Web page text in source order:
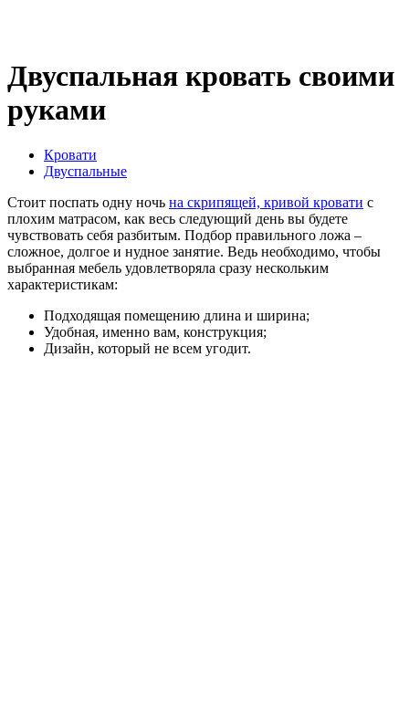
Двуспальная кровать своими
руками
Кровати
Двуспальные
Стоит поспать одну ночь на скрипящей, кривой кровати с
плохим матрасом, как весь следующий день вы будете
чувствовать себя разбитым. Подбор правильного ложа –
сложное, долгое и нудное занятие. Ведь необходимо, чтобы
выбранная мебель удовлетворяла сразу нескольким
характеристикам:
Подходящая помещению длина и ширина;
Удобная, именно вам, конструкция;
Дизайн, который не всем угодит.